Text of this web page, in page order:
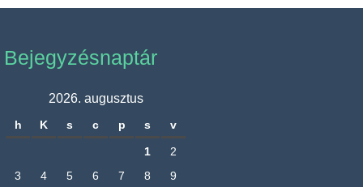
Bejegyzésnaptár
2026. augusztus
h K s c p s v
1
2
3
4 5 6 7 8
9